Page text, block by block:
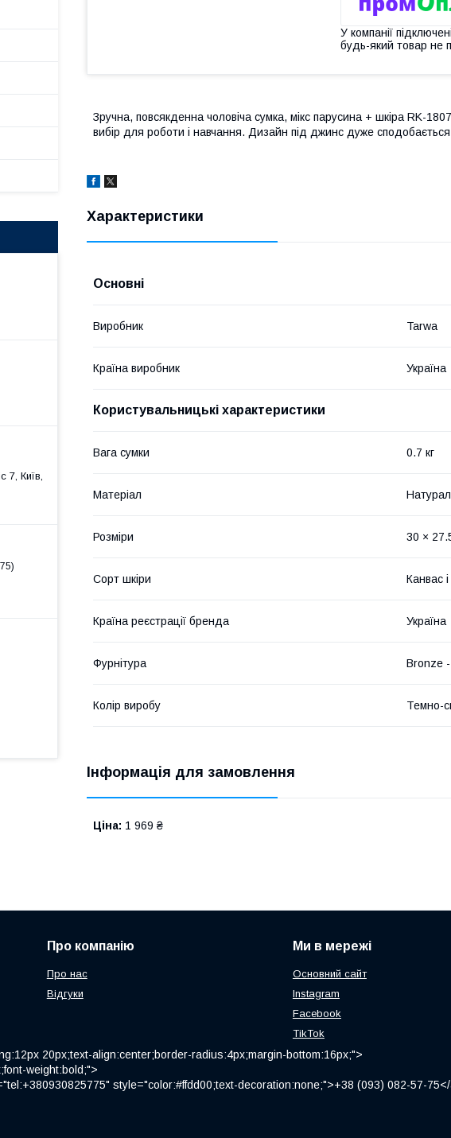
У компанії
будь-який товар не
Зручна, повсякденна чоловіча сумка, мікс парусина + шкіра RK-
вибір для роботи і навчання. Дизайн під джинс дуже
Характеристики
Основні
Виробник Tarwa
Країна виробник Україна
Користувальницькі характеристики
Вага сумки 0.7 кг
Матеріал
Розміри 30 ×
Сорт шкіри Канвас
Країна реєстрації бренда Україна
Фурнітура Bronze
Колір виробу Темно-
Інформація для замовлення
Ціна: 1 969 ₴
7, Київ,
Про компанію
Про нас
Відгуки
Ми в мережі
Основний сайт
Instagram
Facebook
TikTok
20px;text-align:center;border-radius:4px;margin-bottom:16px;">
weight:bold;">
style="color:#ffdd00;text-decoration:none;">+38 (093) 082-57-